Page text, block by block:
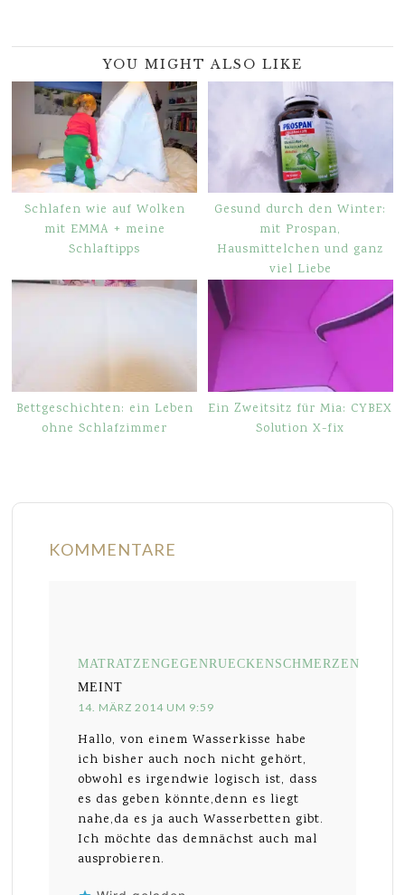
YOU MIGHT ALSO LIKE
Schlafen wie auf Wolken
mit EMMA + meine
Schlaftipps
Gesund durch den Winter:
mit Prospan,
Hausmittelchen und ganz
viel Liebe
Bettgeschichten: ein Leben
ohne Schlafzimmer
Ein Zweitsitz für Mia: CYBEX
Solution X-fix
KOMMENTARE
MATRATZENGEGENRUECKENSCHMERZEN
MEINT
14. MÄRZ 2014 UM 9:59
Hallo, von einem Wasserkisse habe
ich bisher auch noch nicht gehört,
obwohl es irgendwie logisch ist, dass
es das geben könnte,denn es liegt
nahe,da es ja auch Wasserbetten gibt.
Ich möchte das demnächst auch mal
ausprobieren.